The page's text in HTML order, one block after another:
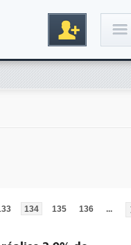
134 135 136 ...